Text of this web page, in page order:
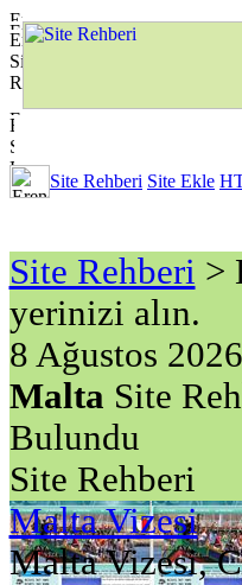
Site Rehberi Site Ekle
Site Rehberi >
yerinizi alın.
8 Ağustos
Malta Site
Bulundu
Site Rehberi
Malta Vizesi
Malta Vizesi,